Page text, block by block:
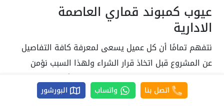
عيوب كمبوند قماري العاصمة
الادارية
نتفهم تمامًا أن كل عميل يسعى لمعرفة كافة التفاصيل
عن المشروع قبل اتخاذ قرار الشراء ولهذا السبب نؤمن
بضرورة تقديم صورة واضحة وصادقة مثل أي مشروع آخر
كمبوند قماري ليس خاليًا تمامًا من العيوب ولكننا نود أن
اتصل بنا واتساب البورشور